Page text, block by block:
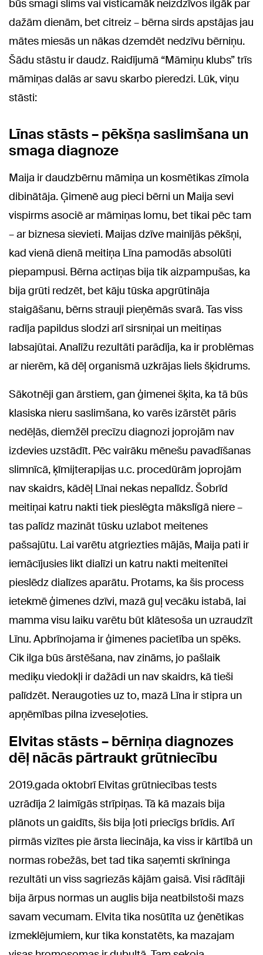
būs smagi slims vai visticamāk neizdzīvos ilgāk par
dažām dienām, bet citreiz – bērna sirds apstājas jau
mātes miesās un nākas dzemdēt nedzīvu bērniņu.
Šādu stāstu ir daudz. Raidījumā “Māmiņu klubs” trīs
māmiņas dalās ar savu skarbo pieredzi. Lūk, viņu
stāsti:
Līnas stāsts – pēkšņa saslimšana un
smaga diagnoze
Maija ir daudzbērnu māmiņa un kosmētikas zīmola
dibinātāja. Ģimenē aug pieci bērni un Maija sevi
vispirms asociē ar māmiņas lomu, bet tikai pēc tam
– ar biznesa sievieti. Maijas dzīve mainījās pēkšņi,
kad vienā dienā meitiņa Līna pamodās absolūti
piepampusi. Bērna actiņas bija tik aizpampušas, ka
bija grūti redzēt, bet kāju tūska apgrūtināja
staigāšanu, bērns strauji pieņēmās svarā. Tas viss
radīja papildus slodzi arī sirsniņai un meitiņas
labsajūtai. Analīžu rezultāti parādīja, ka ir problēmas
ar nierēm, kā dēļ organismā uzkrājas liels šķidrums.
Sākotnēji gan ārstiem, gan ģimenei šķita, ka tā būs
klasiska nieru saslimšana, ko varēs izārstēt pāris
nedēļās, diemžēl precīzu diagnozi joprojām nav
izdevies uzstādīt. Pēc vairāku mēnešu pavadīšanas
slimnīcā, ķīmijterapijas u.c. procedūrām joprojām
nav skaidrs, kādēļ Līnai nekas nepalīdz. Šobrīd
meitiņai katru nakti tiek pieslēgta mākslīgā niere –
tas palīdz mazināt tūsku uzlabot meitenes
pašsajūtu. Lai varētu atgriezties mājās, Maija pati ir
iemācījusies likt dialīzi un katru nakti meitenītei
pieslēdz dialīzes aparātu. Protams, ka šis process
ietekmē ģimenes dzīvi, mazā guļ vecāku istabā, lai
mamma visu laiku varētu būt klātesoša un uzraudzīt
Līnu. Apbrīnojama ir ģimenes pacietība un spēks.
Cik ilga būs ārstēšana, nav zināms, jo pašlaik
mediķu viedokļi ir dažādi un nav skaidrs, kā tieši
palīdzēt. Neraugoties uz to, mazā Līna ir stipra un
apņēmības pilna izveseļoties.
Elvitas stāsts – bērniņa diagnozes
dēļ nācās pārtraukt grūtniecību
2019.gada oktobrī Elvitas grūtniecības tests
uzrādīja 2 laimīgās strīpiņas. Tā kā mazais bija
plānots un gaidīts, šis bija ļoti priecīgs brīdis. Arī
pirmās vizītes pie ārsta liecināja, ka viss ir kārtībā un
normas robežās, bet tad tika saņemti skrīninga
rezultāti un viss sagriezās kājām gaisā. Visi rādītāji
bija ārpus normas un auglis bija neatbilstoši mazs
savam vecumam. Elvita tika nosūtīta uz ģenētikas
izmeklējumiem, kur tika konstatēts, ka mazajam